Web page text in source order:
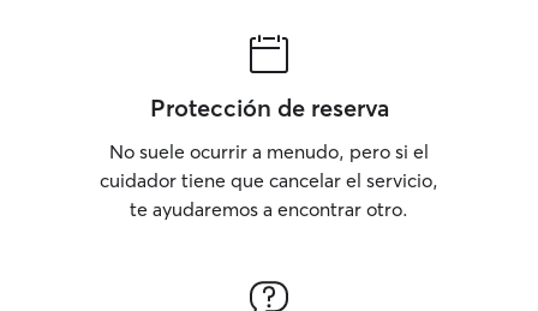
Protección de reserva
No suele ocurrir a menudo, pero si el
cuidador tiene que cancelar el servicio,
te ayudaremos a encontrar otro.